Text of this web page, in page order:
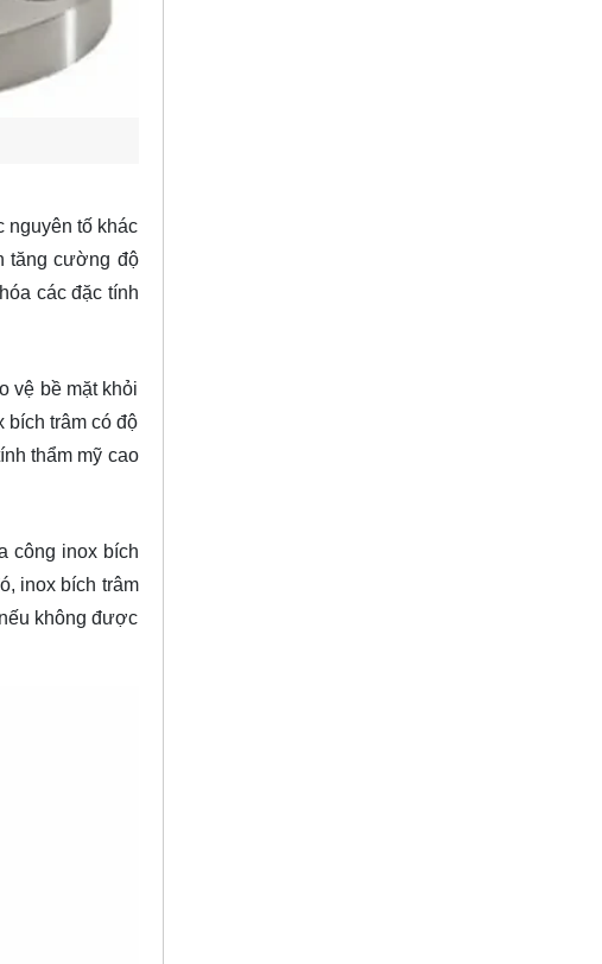
nguyên tố khác
tăng cường độ
các đặc tính
vệ bề mặt khỏi
bích trâm có độ
thẩm mỹ cao
công inox bích
inox bích trâm
không được